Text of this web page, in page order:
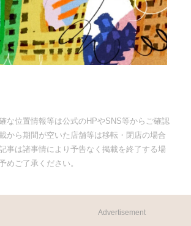
な位置情報等は公式のHPやSNS等からご確認
から期間が空いた店舗等は移転・閉店の場合
事は諸事情により予告なく掲載を終了する場
めご了承ください。
Advertisement